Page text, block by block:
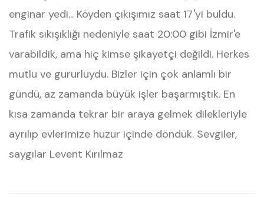
enginar yedi... Köyden çıkışımız saat 17'yi buldu.
Trafik sıkışıklığı nedeniyle saat 20:00 gibi İzmir'e
varabildik, ama hiç kimse şikayetçi değildi. Herkes
mutlu ve gururluydu. Bizler için çok anlamlı bir
gündü, az zamanda büyük işler başarmıştık. En
kısa zamanda tekrar bir araya gelmek dilekleriyle
ayrılıp evlerimize huzur içinde döndük. Sevgiler,
saygılar Levent Kırılmaz